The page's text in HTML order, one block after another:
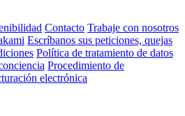
Contacto Trabaje con nosotros
Escríbanos sus peticiones, quejas
Política de tratamiento de datos
Procedimiento de
electrónica